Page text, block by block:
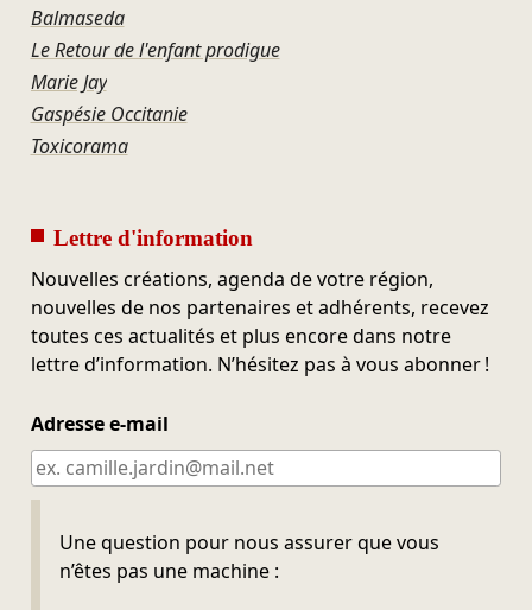
Balmaseda
Le Retour de l'enfant prodigue
Marie Jay
Gaspésie Occitanie
Toxicorama
Lettre d'information
Nouvelles créations, agenda de votre région,
nouvelles de nos partenaires et adhérents, recevez
toutes ces actualités et plus encore dans notre
lettre d’information. N’hésitez pas à vous abonner !
Adresse e-mail
Une question pour nous assurer que vous
n’êtes pas une machine :
Ne pas remplir